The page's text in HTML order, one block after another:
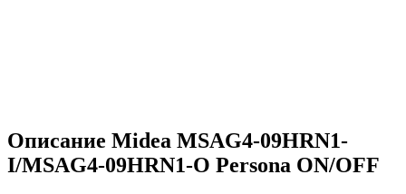
Описание Midea MSAG4-09HRN1-
I/MSAG4-09HRN1-O Persona ON/OFF